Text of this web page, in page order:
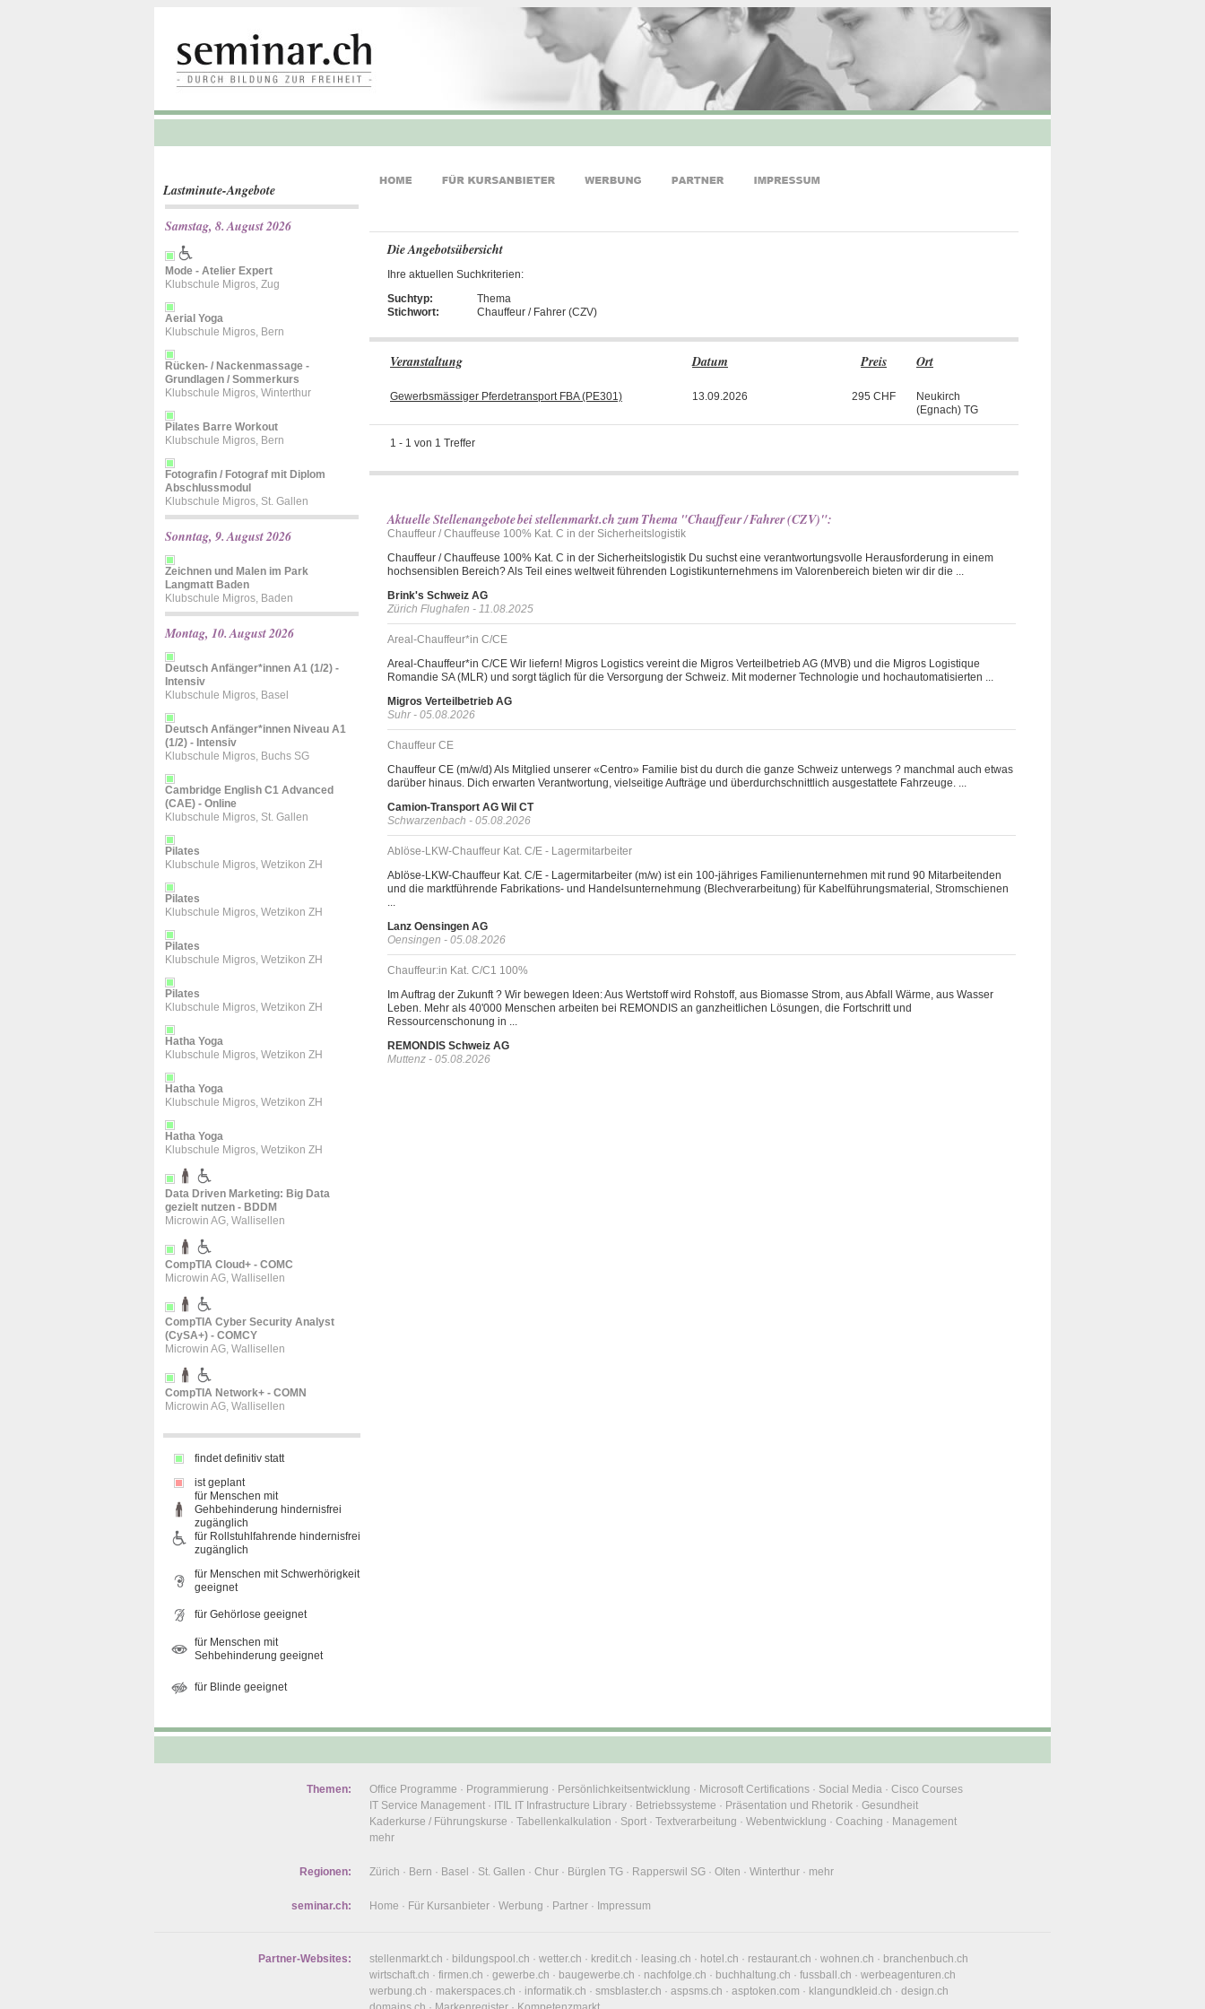
Lastminute-Angebote
Samstag, 8. August 2026
Mode - Atelier Expert
Klubschule Migros, Zug
Aerial Yoga
Klubschule Migros, Bern
Rücken- / Nackenmassage -
Grundlagen / Sommerkurs
Klubschule Migros, Winterthur
Pilates Barre Workout
Klubschule Migros, Bern
Fotografin / Fotograf mit Diplom
Abschlussmodul
Klubschule Migros, St. Gallen
Sonntag, 9. August 2026
Zeichnen und Malen im Park
Langmatt Baden
Klubschule Migros, Baden
Montag, 10. August 2026
Deutsch Anfänger*innen A1 (1/2) -
Intensiv
Klubschule Migros, Basel
Deutsch Anfänger*innen Niveau A1
(1/2) - Intensiv
Klubschule Migros, Buchs SG
Cambridge English C1 Advanced
(CAE) - Online
Klubschule Migros, St. Gallen
Pilates
Klubschule Migros, Wetzikon ZH
Pilates
Klubschule Migros, Wetzikon ZH
Pilates
Klubschule Migros, Wetzikon ZH
Pilates
Klubschule Migros, Wetzikon ZH
Hatha Yoga
Klubschule Migros, Wetzikon ZH
Hatha Yoga
Klubschule Migros, Wetzikon ZH
Hatha Yoga
Klubschule Migros, Wetzikon ZH
Data Driven Marketing: Big Data
gezielt nutzen - BDDM
Microwin AG, Wallisellen
CompTIA Cloud+ - COMC
Microwin AG, Wallisellen
CompTIA Cyber Security Analyst
(CySA+) - COMCY
Microwin AG, Wallisellen
CompTIA Network+ - COMN
Microwin AG, Wallisellen
findet definitiv statt
ist geplant
für Menschen mit
Gehbehinderung hindernisfrei
zugänglich
für Rollstuhlfahrende hindernisfrei
zugänglich
für Menschen mit Schwerhörigkeit
geeignet
für Gehörlose geeignet
für Menschen mit
Sehbehinderung geeignet
für Blinde geeignet
Die Angebotsübersicht
Ihre aktuellen Suchkriterien:
Suchtyp:
Thema
Stichwort:
Chauffeur / Fahrer (CZV)
Veranstaltung Datum Preis Ort
Gewerbsmässiger Pferdetransport FBA (PE301) 13.09.2026 295 CHF
Neukirch
(Egnach) TG
1 - 1 von 1 Treffer
Aktuelle Stellenangebote bei stellenmarkt.ch zum Thema "Chauffeur / Fahrer (CZV)":
Chauffeur / Chauffeuse 100% Kat. C in der Sicherheitslogistik
Chauffeur / Chauffeuse 100% Kat. C in der Sicherheitslogistik Du suchst eine verantwortungsvolle Herausforderung in einem
hochsensiblen Bereich? Als Teil eines weltweit führenden Logistikunternehmens im Valorenbereich bieten wir dir die ...
Brink's Schweiz AG
Zürich Flughafen - 11.08.2025
Areal-Chauffeur*in C/CE
Areal-Chauffeur*in C/CE Wir liefern! Migros Logistics vereint die Migros Verteilbetrieb AG (MVB) und die Migros Logistique
Romandie SA (MLR) und sorgt täglich für die Versorgung der Schweiz. Mit moderner Technologie und hochautomatisierten ...
Migros Verteilbetrieb AG
Suhr - 05.08.2026
Chauffeur CE
Chauffeur CE (m/w/d) Als Mitglied unserer «Centro» Familie bist du durch die ganze Schweiz unterwegs ? manchmal auch etwas
darüber hinaus. Dich erwarten Verantwortung, vielseitige Aufträge und überdurchschnittlich ausgestattete Fahrzeuge. ...
Camion-Transport AG Wil CT
Schwarzenbach - 05.08.2026
Ablöse-LKW-Chauffeur Kat. C/E - Lagermitarbeiter
Ablöse-LKW-Chauffeur Kat. C/E - Lagermitarbeiter (m/w) ist ein 100-jähriges Familienunternehmen mit rund 90 Mitarbeitenden
und die marktführende Fabrikations- und Handelsunternehmung (Blechverarbeitung) für Kabelführungsmaterial, Stromschienen
...
Lanz Oensingen AG
Oensingen - 05.08.2026
Chauffeur:in Kat. C/C1 100%
Im Auftrag der Zukunft ? Wir bewegen Ideen: Aus Wertstoff wird Rohstoff, aus Biomasse Strom, aus Abfall Wärme, aus Wasser
Leben. Mehr als 40'000 Menschen arbeiten bei REMONDIS an ganzheitlichen Lösungen, die Fortschritt und
Ressourcenschonung in ...
REMONDIS Schweiz AG
Muttenz - 05.08.2026
Themen: Office Programme · Programmierung · Persönlichkeitsentwicklung · Microsoft Certifications · Social Media · Cisco Courses
IT Service Management · ITIL IT Infrastructure Library · Betriebssysteme · Präsentation und Rhetorik · Gesundheit
Kaderkurse / Führungskurse · Tabellenkalkulation · Sport · Textverarbeitung · Webentwicklung · Coaching · Management
mehr
Regionen: Zürich · Bern · Basel · St. Gallen · Chur · Bürglen TG · Rapperswil SG · Olten · Winterthur · mehr
seminar.ch: Home · Für Kursanbieter · Werbung · Partner · Impressum
Partner-Websites: stellenmarkt.ch · bildungspool.ch · wetter.ch · kredit.ch · leasing.ch · hotel.ch · restaurant.ch · wohnen.ch · branchenbuch.ch
wirtschaft.ch · firmen.ch · gewerbe.ch · baugewerbe.ch · nachfolge.ch · buchhaltung.ch · fussball.ch · werbeagenturen.ch
werbung.ch · makerspaces.ch · informatik.ch · smsblaster.ch · aspsms.ch · asptoken.com · klangundkleid.ch · design.ch